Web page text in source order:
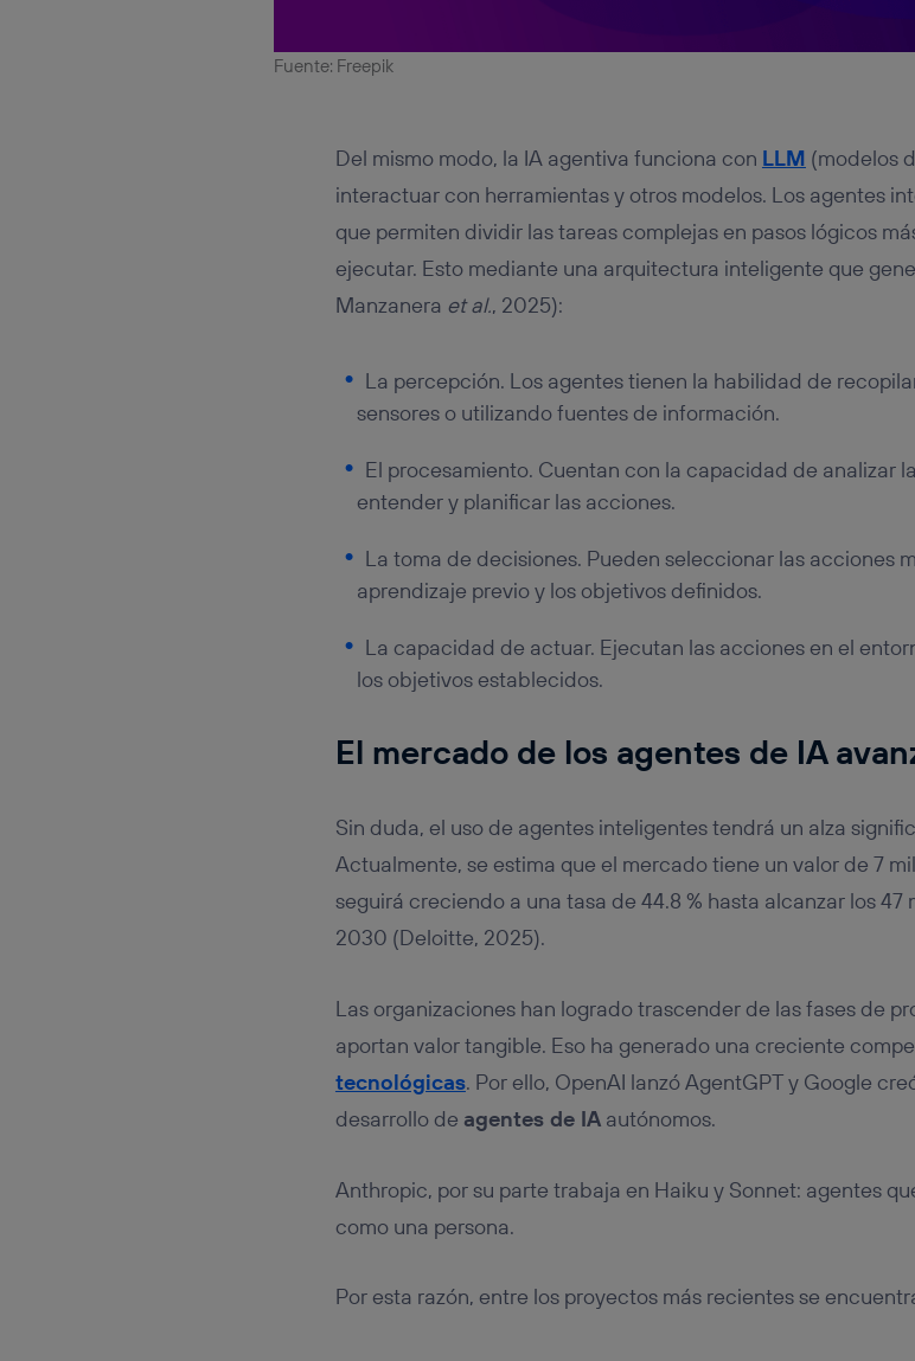
Fuente: Freepik
Del mismo modo, la IA agentiva funciona con LLM (modelos
interactuar con herramientas y otros modelos. Los agentes
que permiten dividir las tareas complejas en pasos lógicos
ejecutar. Esto mediante una arquitectura inteligente que
Manzanera et al., 2025):
La percepción. Los agentes tienen la habilidad de
sensores o utilizando fuentes de información.
El procesamiento. Cuentan con la capacidad de analizar
entender y planificar las acciones.
La toma de decisiones. Pueden seleccionar las acciones
aprendizaje previo y los objetivos definidos.
La capacidad de actuar. Ejecutan las acciones en el
los objetivos establecidos.
El mercado de los agentes de IA
Sin duda, el uso de agentes inteligentes tendrá un alza
Actualmente, se estima que el mercado tiene un valor de 7
seguirá creciendo a una tasa de 44.8 % hasta alcanzar los
2030 (Deloitte, 2025).
Las organizaciones han logrado trascender de las fases de
aportan valor tangible. Eso ha generado una creciente
tecnológicas. Por ello, OpenAI lanzó AgentGPT y Google
desarrollo de agentes de IAautónomos.
Anthropic, por su parte trabaja en Haiku y Sonnet: agentes
como una persona.
Por esta razón, entre los proyectos más recientes se